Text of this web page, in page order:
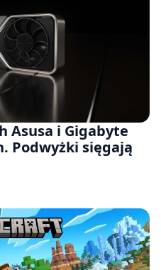
Asusa i Gigabyte
Podwyżki sięgają